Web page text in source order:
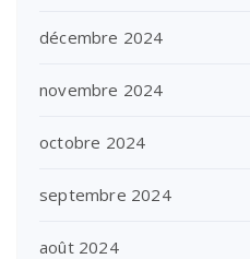
décembre 2024
novembre 2024
octobre 2024
septembre 2024
août 2024